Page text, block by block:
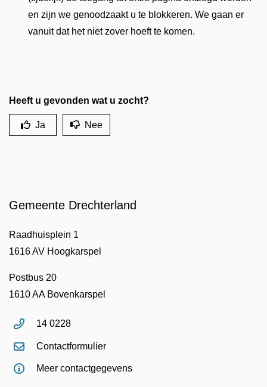
en zijn we genoodzaakt u te blokkeren. We gaan er
vanuit dat het niet zover hoeft te komen.
Heeft u gevonden wat u zocht?
Ja Nee
Gemeente Drechterland
Raadhuisplein 1
1616 AV Hoogkarspel
Postbus 20
1610 AA Bovenkarspel
14 0228
Contactformulier
Meer contactgegevens